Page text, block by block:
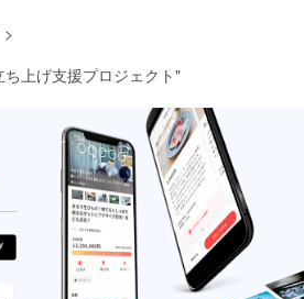
>
上げ支援プロジェクト"